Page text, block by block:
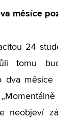
měsíce
24
tomu
dva měsíce
neobjeví